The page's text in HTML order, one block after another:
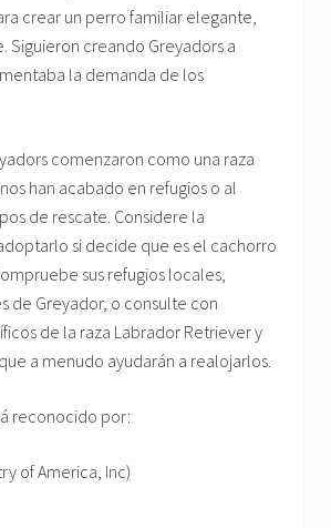
crear un perro familiar elegante,
Siguieron creando Greyadors a
la demanda de los
comenzaron como una raza
han acabado en refugios o al
de rescate. Considere la
si decide que es el cachorro
sus refugios locales,
de Greyador, o consulte con
de la raza Labrador Retriever y
a menudo ayudarán a realojarlos.
reconocido por:
of America, Inc)